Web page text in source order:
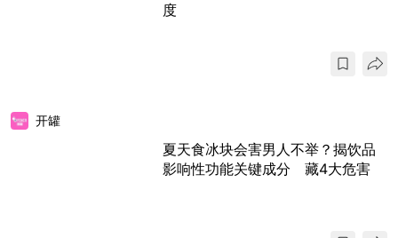
度
开罐
夏天食冰块会害男人不举？揭饮品
影响性功能关键成分 藏4大危害